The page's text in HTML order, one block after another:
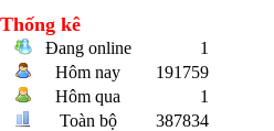
Thống kê
Đang online
1
Hôm nay
191759
Hôm qua
1
Toàn bộ
387834